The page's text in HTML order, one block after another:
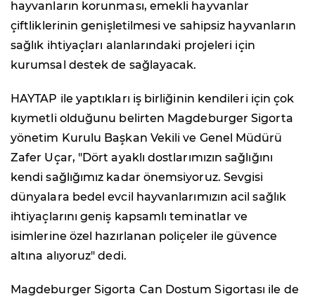
hayvanların korunması, emekli hayvanlar
çiftliklerinin genişletilmesi ve sahipsiz hayvanların
sağlık ihtiyaçları alanlarındaki projeleri için
kurumsal destek de sağlayacak.
HAYTAP ile yaptıkları iş birliğinin kendileri için çok
kıymetli olduğunu belirten Magdeburger Sigorta
yönetim Kurulu Başkan Vekili ve Genel Müdürü
Zafer Uçar, "Dört ayaklı dostlarımızın sağlığını
kendi sağlığımız kadar önemsiyoruz. Sevgisi
dünyalara bedel evcil hayvanlarımızın acil sağlık
ihtiyaçlarını geniş kapsamlı teminatlar ve
isimlerine özel hazırlanan poliçeler ile güvence
altına alıyoruz" dedi.
Magdeburger Sigorta Can Dostum Sigortası ile de